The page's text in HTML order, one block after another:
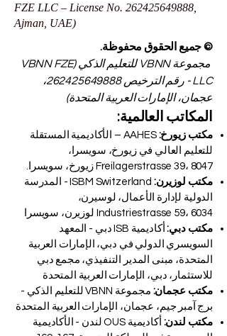
FZE LLC – License No. 262425649888
Ajman, UAE)
© جميع الحقوق محفوظة.
مجموعة VBNN للتعليم الذكي (VBNN FZE
LLC - رقم الترخيص
262425649888،
عجمان، الإمارات العربية المتحدة)
المكاتب العالمية:
مكتب زيورخ:
AAHES – الأكاديمية المستقلة
للتعليم العالي في زيورخ، سويسرا،
Freilagerstrasse 39، 8047 زيورخ، سويسرا.
مكتب لوزيرن:
ISBM Switzerland - المدرسة
الدولية لإدارة الأعمال، لوسيرن،
Industriestrasse 59، 6034 لوزيرن، سويسرا
مكتب دبي:
أكاديمية ISB دبي - المعهد
السويسري الدولي في دبي، الإمارات العربية
المتحدة، مبنى المدير التنفيذي، مجمع دبي
للاستثمار، دبي، الإمارات العربية المتحدة
مكتب عجمان:
مجموعة VBNN للتعليم الذكي -
برج آمبر جيم، عجمان، الإمارات العربية المتحدة
مكتب لندن:
أكاديمية OUS لندن - الأكاديمية